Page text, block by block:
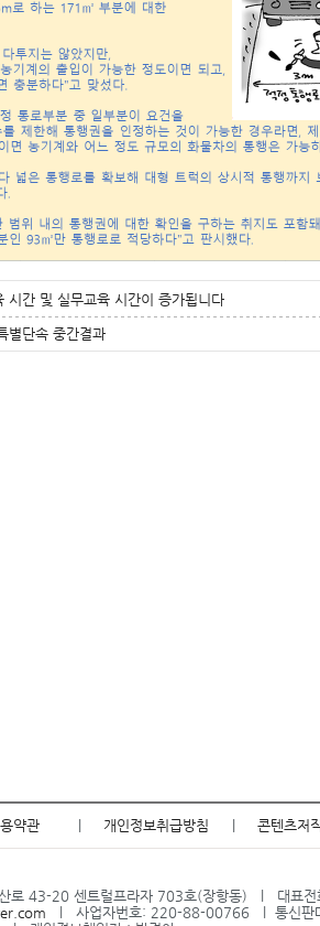
시간 및 실무교육 시간이 증가됩니다
별단속 중간결과
약관 개인정보취급방침 콘텐츠저
산로 43-20 센트럴프라자 703호(장항동) l
l 사업자번호: 220-88-00766 l 통신판